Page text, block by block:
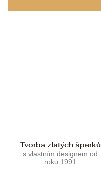
Tvorba zlatých šperků
s vlastním designem od
roku 1991